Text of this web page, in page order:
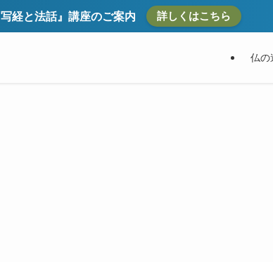
写経と法話』講座のご案内 詳しくはこちら
仏の